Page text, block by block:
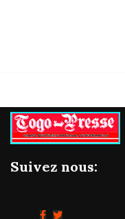
Suivez nous: